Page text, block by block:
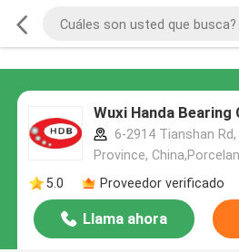
Wuxi Handa Bearing
6-2914 Tianshan
Province,
5.0
Proveedor verificado
Llama ahora